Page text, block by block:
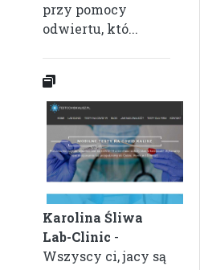
przy pomocy
odwiertu, któ...
Karolina Śliwa
Lab-Clinic -
Wszyscy ci, jacy są